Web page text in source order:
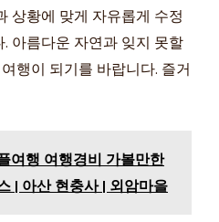
상황에 맞게 자유롭게 수정
아름다운 자연과 잊지 못할
행이 되기를 바랍니다. 즐거
여행 여행경비 가볼만한
| 아산 현충사 | 외암마을